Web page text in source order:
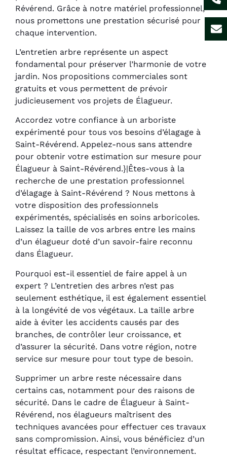
Révérend. Grâce à notre matériel professionnel,
nous promettons une prestation sécurisé pour
chaque intervention.
L’entretien arbre représente un aspect
fondamental pour préserver l’harmonie de votre
jardin. Nos propositions commerciales sont
gratuits et vous permettent de prévoir
judicieusement vos projets de Élagueur.
Accordez votre confiance à un arboriste
expérimenté pour tous vos besoins d’élagage à
Saint-Révérend. Appelez-nous sans attendre
pour obtenir votre estimation sur mesure pour
Élagueur à Saint-Révérend.}|Êtes-vous à la
recherche de une prestation professionnel
d’élagage à Saint-Révérend ? Nous mettons à
votre disposition des professionnels
expérimentés, spécialisés en soins arboricoles.
Laissez la taille de vos arbres entre les mains
d’un élagueur doté d’un savoir-faire reconnu
dans Élagueur.
Pourquoi est-il essentiel de faire appel à un
expert ? L’entretien des arbres n’est pas
seulement esthétique, il est également essentiel
à la longévité de vos végétaux. La taille arbre
aide à éviter les accidents causés par des
branches, de contrôler leur croissance, et
d’assurer la sécurité. Dans votre région, notre
service sur mesure pour tout type de besoin.
Supprimer un arbre reste nécessaire dans
certains cas, notamment pour des raisons de
sécurité. Dans le cadre de Élagueur à Saint-
Révérend, nos élagueurs maîtrisent des
techniques avancées pour effectuer ces travaux
sans compromission. Ainsi, vous bénéficiez d’un
résultat efficace, respectant l’environnement.